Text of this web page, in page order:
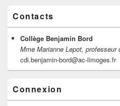
Contacts
Collège Benjamin Bord
Mme Marianne Lepot, professeur
cdi.benjamin-bord@ac-limoges.fr
Connexion